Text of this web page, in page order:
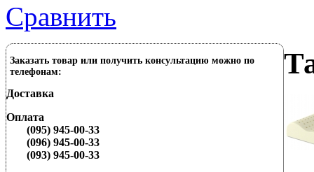
Сравнить
Заказать товар или получить консультацию можно по
телефонам:
Доставка
Оплата
(095) 945-00-33
(096) 945-00-33
(093) 945-00-33